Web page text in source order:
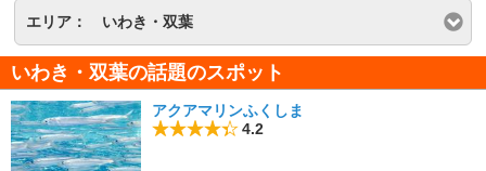
エリア： いわき・双葉
いわき・双葉の話題のスポット
アクアマリンふくしま
4.2